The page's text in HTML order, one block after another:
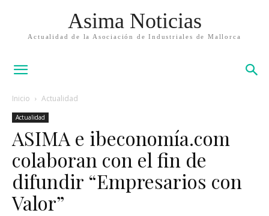
Asima Noticias
Actualidad de la Asociación de Industriales de Mallorca
Inicio Actualidad
Actualidad
ASIMA e ibeconomía.com
colaboran con el fin de
difundir “Empresarios con
Valor”